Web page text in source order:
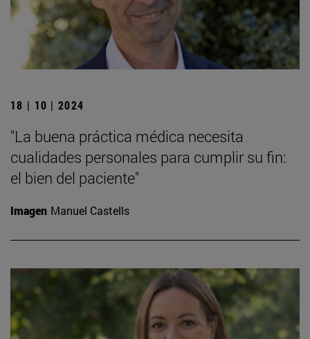
18 | 10 | 2024
"La buena práctica médica necesita
cualidades personales para cumplir su fin:
el bien del paciente"
Imagen Manuel Castells